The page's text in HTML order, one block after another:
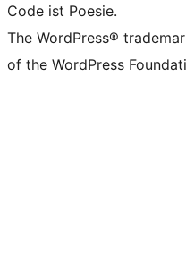
Code ist Poesie.
The WordPress®
of the WordPress